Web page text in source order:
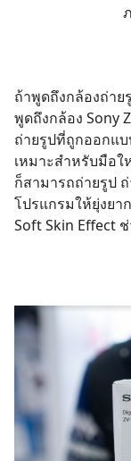
ถ้าพูดถึงกล้องถ่าย
พูดถึงกล้อง Sony
ถ่ายรูปที่ถูกออกแบ
เหมาะสำหรับมือ
ก็สามารถถ่ายรูป
โปรแกรมให้ยุ่งย
Soft Skin Effect